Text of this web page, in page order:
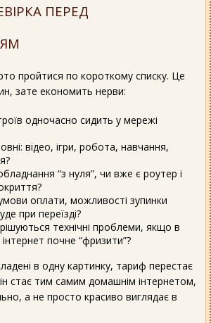
ПЕРЕД
пройтися по короткому списку. Це
зате економить нерви:
одночасно сидить у мережі
відео, ігри, робота, навчання,
“з нуля”, чи вже є роутер і
оплати, можливості зупинки
при переїзді?
технічні проблеми, якщо в
почне “фризити”?
в одну картинку, тариф перестає
стає тим самим домашнім інтернетом,
а не просто красиво виглядає в